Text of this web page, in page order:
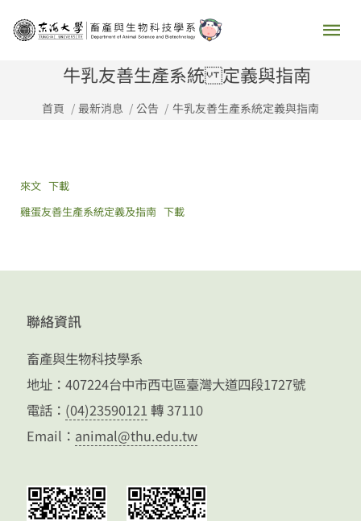
主
牛乳友善生產系統 定義與指南
首頁 最新消息 公告 牛乳友善生產系統定義與指南
來文 下載
雞蛋友善生產系統定義及指南 下載
聯絡資訊
畜產與生物科技學系
地址：407224台中市西屯區臺灣大道四段1727號
電話： (04)23590121 轉 37110
Email： animal@thu.edu.tw